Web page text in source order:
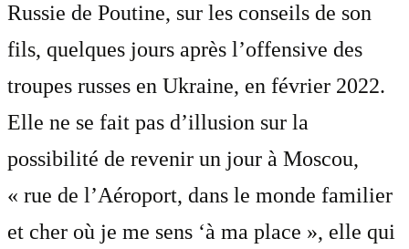
Russie de Poutine, sur les conseils de son
fils, quelques jours après l’offensive des
troupes russes en Ukraine, en février 2022.
Elle ne se fait pas d’illusion sur la
possibilité de revenir un jour à Moscou,
« rue de l’Aéroport, dans le monde familier
et cher où je me sens ‘à ma place », elle qui